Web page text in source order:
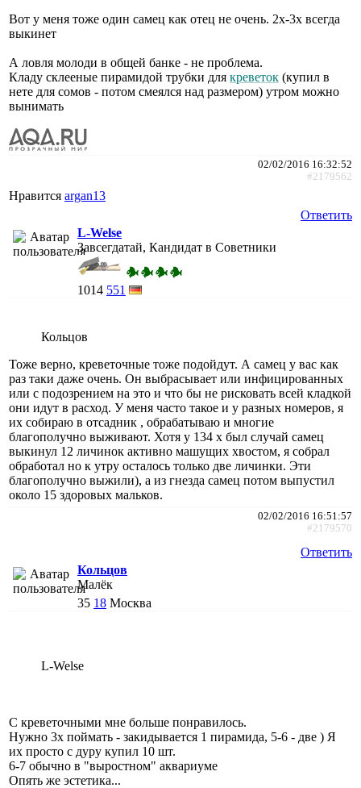
Вот у меня тоже один самец как отец не очень. 2х-3х всегда
выкинет
А ловля молоди в общей банке - не проблема.
Кладу склееные пирамидой трубки для креветок (купил в
нете для сомов - потом смеялся над размером) утром можно
вынимать
02/02/2016 16:32:52
#2179562
Нравится argan13
Ответить
L-Welse
Завсегдатай, Кандидат в Советники
1014 551
Кольцов
Тоже верно, креветочные тоже подойдут. А самец у вас как
раз таки даже очень. Он выбрасывает или инфицированных
или с подозрением на это и что бы не рисковать всей кладкой
они идут в расход. У меня часто такое и у разных номеров, я
их собираю в отсадник , обрабатываю и многие
благополучно выживают. Хотя у 134 х был случай самец
выкинул 12 личинок активно машущих хвостом, я собрал
обработал но к утру осталось только две личинки. Эти
благополучно выжили), а из гнезда самец потом выпустил
около 15 здоровых мальков.
02/02/2016 16:51:57
#2179570
Ответить
Кольцов
Малёк
35 18 Москва
L-Welse
С креветочными мне больше понравилось.
Нужно 3х поймать - закидывается 1 пирамида, 5-6 - две ) Я
их просто с дуру купил 10 шт.
6-7 обычно в "выростном" аквариуме
Опять же эстетика...